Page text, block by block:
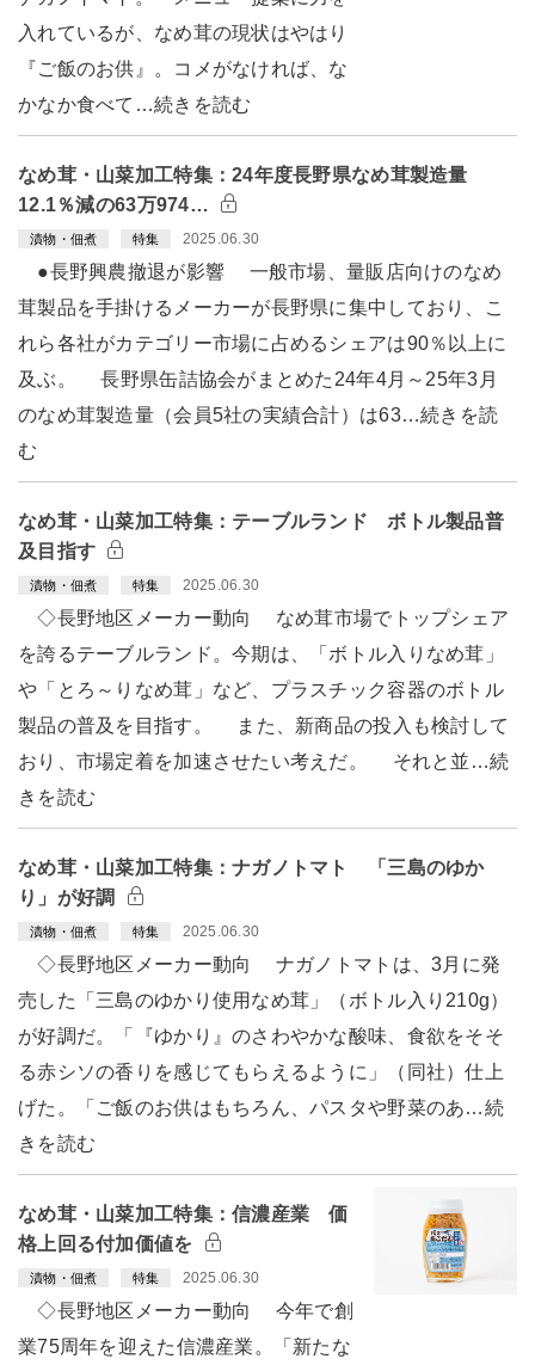
入れているが、なめ茸の現状はやはり
『ご飯のお供』。コメがなければ、な
かなか食べて…続きを読む
なめ茸・山菜加工特集：24年度長野県なめ茸製造量
12.1％減の63万974…
漬物・佃煮 特集 2025.06.30
●長野興農撤退が影響 一般市場、量販店向けのなめ
茸製品を手掛けるメーカーが長野県に集中しており、こ
れら各社がカテゴリー市場に占めるシェアは90％以上に
及ぶ。 長野県缶詰協会がまとめた24年4月～25年3月
のなめ茸製造量（会員5社の実績合計）は63…続きを読
む
なめ茸・山菜加工特集：テーブルランド ボトル製品普
及目指す
漬物・佃煮 特集 2025.06.30
◇長野地区メーカー動向 なめ茸市場でトップシェア
を誇るテーブルランド。今期は、「ボトル入りなめ茸」
や「とろ～りなめ茸」など、プラスチック容器のボトル
製品の普及を目指す。 また、新商品の投入も検討して
おり、市場定着を加速させたい考えだ。 それと並…続
きを読む
なめ茸・山菜加工特集：ナガノトマト 「三島のゆか
り」が好調
漬物・佃煮 特集 2025.06.30
◇長野地区メーカー動向 ナガノトマトは、3月に発
売した「三島のゆかり使用なめ茸」（ボトル入り210g）
が好調だ。「『ゆかり』のさわやかな酸味、食欲をそそ
る赤シソの香りを感じてもらえるように」（同社）仕上
げた。「ご飯のお供はもちろん、パスタや野菜のあ…続
きを読む
なめ茸・山菜加工特集：信濃産業 価
格上回る付加価値を
漬物・佃煮 特集 2025.06.30
◇長野地区メーカー動向 今年で創
業75周年を迎えた信濃産業。「新たな